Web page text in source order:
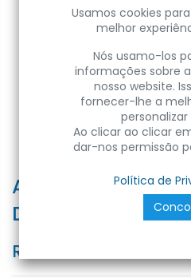
AMARA 6W BLACK
DONWLIGHT
Ref:
Usamos cookies
melhor
Nós usamo-los
informações sobre
nosso website.
fornecer-lhe a
Ao clicar ao clicar
dar-nos permissão
Política de